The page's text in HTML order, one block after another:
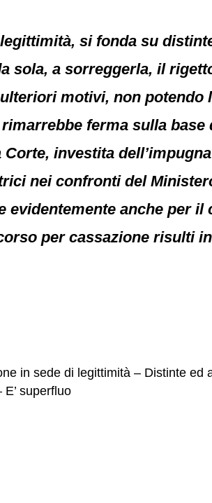
si fonda su
sola, a sorreggerla, il
motivi, non potendo
ferma sulla base
investita
nei confronti del
anche per il
per cassazione risulti
in sede di legittimità – Distinte ed
superfluo